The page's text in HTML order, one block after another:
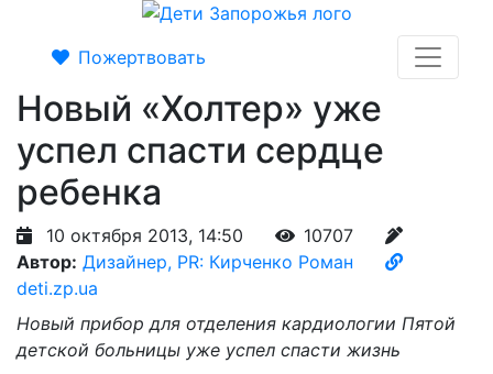
Пожертвовать
Новый «Холтер» уже
успел спасти сердце
ребенка
10 октября 2013, 14:50
10707
Автор: Дизайнер, PR: Кирченко Роман
deti.zp.ua
Новый прибор для отделения кардиологии Пятой
детской больницы уже успел спасти жизнь